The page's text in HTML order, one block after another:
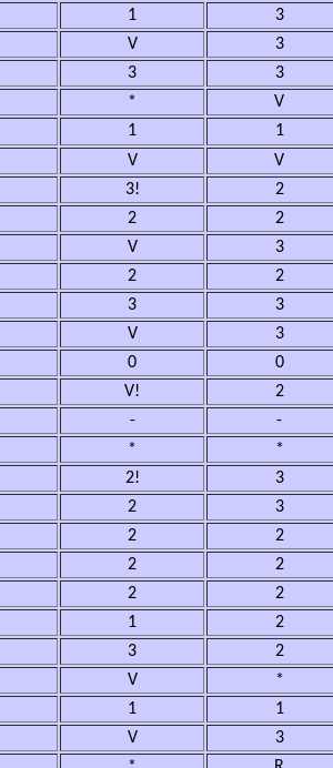
1 3
V 3
3 3
* V
1 1
V V
3! 2
2 2
V 3
2 2
3 3
V 3
0 0
V! 2
- -
* *
2! 3
2 3
2 2
2 2
2 2
1 2
3 2
V *
1 1
V 3